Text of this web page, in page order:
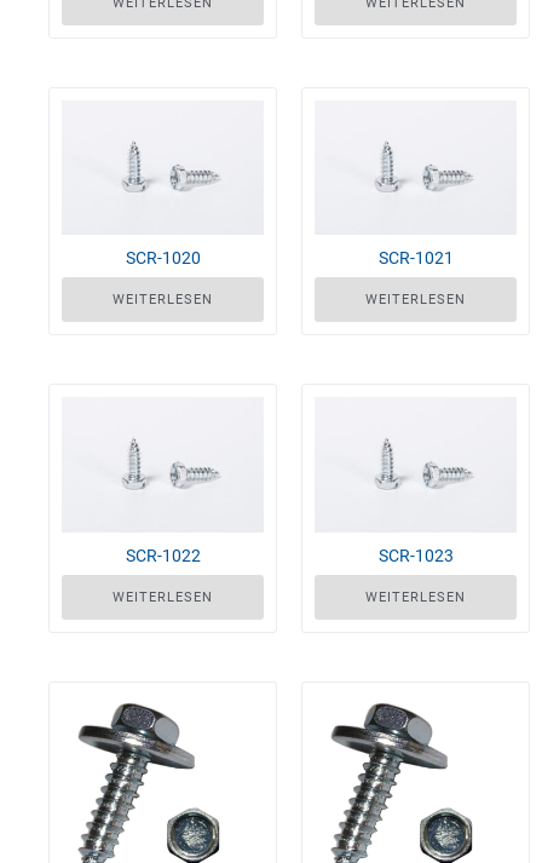
WEITERLESEN WEITERLESEN
SCR-1020
WEITERLESEN
SCR-1021
WEITERLESEN
SCR-1022
WEITERLESEN
SCR-1023
WEITERLESEN